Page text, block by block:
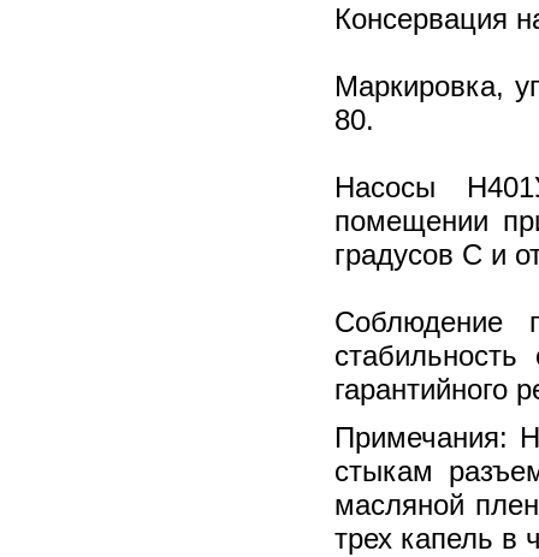
Консервация
Маркировка,
80.
Насосы
помещении
градусов С и
Соблюдение
гарантийного
Примечания:
стыкам
масляной
трех капель в